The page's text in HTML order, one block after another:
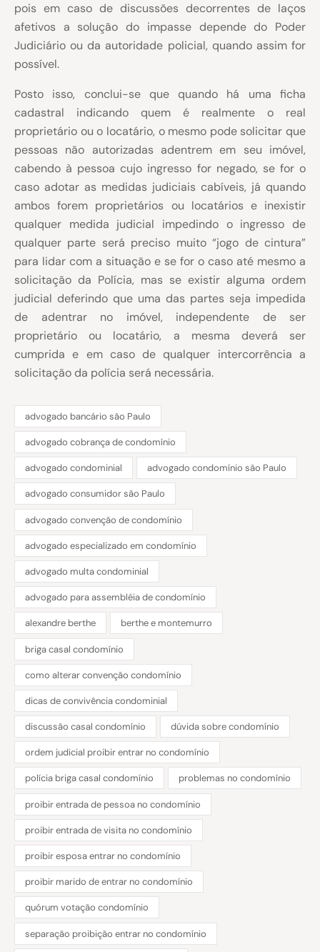
pois em caso de discussões decorrentes de laços
afetivos a solução do impasse depende do Poder
Judiciário ou da autoridade policial, quando assim for
possível.
Posto isso, conclui-se que quando há uma ficha
cadastral indicando quem é realmente o real
proprietário ou o locatário, o mesmo pode solicitar que
pessoas não autorizadas adentrem em seu imóvel,
cabendo à pessoa cujo ingresso for negado, se for o
caso adotar as medidas judiciais cabíveis, já quando
ambos forem proprietários ou locatários e inexistir
qualquer medida judicial impedindo o ingresso de
qualquer parte será preciso muito “jogo de cintura”
para lidar com a situação e se for o caso até mesmo a
solicitação da Polícia, mas se existir alguma ordem
judicial deferindo que uma das partes seja impedida
de adentrar no imóvel, independente de ser
proprietário ou locatário, a mesma deverá ser
cumprida e em caso de qualquer intercorrência a
solicitação da polícia será necessária.
advogado bancário são Paulo
advogado cobrança de condomínio
advogado condominial advogado condomínio são Paulo
advogado consumidor são Paulo
advogado convenção de condomínio
advogado especializado em condomínio
advogado multa condominial
advogado para assembléia de condomínio
alexandre berthe berthe e montemurro
briga casal condomínio
como alterar convenção condomínio
dicas de convivência condominial
discussão casal condomínio dúvida sobre condomínio
ordem judicial proibir entrar no condomínio
polícia briga casal condomínio problemas no condomínio
proibir entrada de pessoa no condomínio
proibir entrada de visita no condomínio
proibir esposa entrar no condomínio
proibir marido de entrar no condomínio
quórum votação condomínio
separação proibição entrar no condomínio